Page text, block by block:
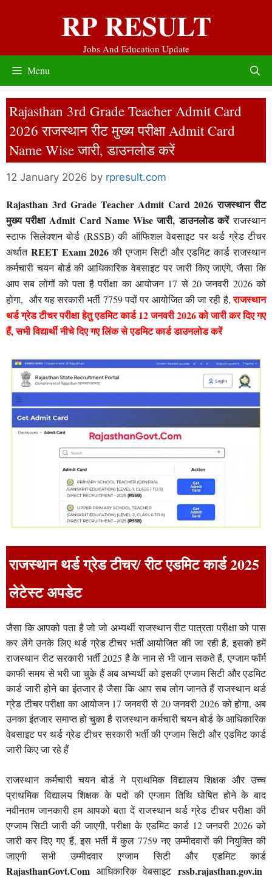
RP RESULT
Jobs And Education Update
Menu
Rajasthan 3rd Grade Teacher Admit Card
2026 राजस्थान रीट मुख्य परीक्षा Admit Card
Name Wise जारी, डाउनलोड करें
12 January 2026 by rpresult.com
Rajasthan 3rd Grade Teacher Admit Card 2026 राजस्थान रीट
मुख्य परीक्षा Admit Card Name Wise जारी, डाउनलोड करेंराजस्थान
स्टाफ सिलेक्शन बोर्ड (RSSB) की ऑफिशल वेबसाइट पर थर्ड ग्रेड टीचर
अर्थात REET Exam 2026 की एग्जाम सिटी और एडमिट कार्ड राजस्थान
कर्मचारी चयन बोर्ड की आधिकारिक वेबसाइट पर जारी किए जाएंगे, जैसा कि
आप सब लोगों को पता है परीक्षा का आयोजन 17 से 20 जनवरी 2026 को
होगा, और यह सरकारी भर्ती 7759 पदों पर आयोजित की जा रही है,राजस्थान
थर्ड ग्रेड टीचर परीक्षा हेतु एडमिट कार्ड 12 जनवरी 2026 को जारी कर दिए गए
हैं, सभी विद्यार्थी नीचे दिए गए लिंक से एडमिट कार्ड डाउनलोड करें
राजस्थान थर्ड ग्रेड टीचर/ रीट एडमिट कार्ड 2025
लेटेस्ट अपडेट
जैसा कि आपको पता है जो जो अभ्यर्थी राजस्थान रीट पात्रता परीक्षा को पास
कर लेंगे उनके लिए थर्ड ग्रेड टीचर भर्ती आयोजित की जा रही है, इसको हमें
राजस्थान रीट सरकारी भर्ती 2025 है के नाम से भी जान सकते हैं, एग्जाम फॉर्म
काफी समय से भरी जा चुके हैं अब अभ्यर्थी को इसकी एग्जाम सिटी और एडमिट
कार्ड जारी होने का इंतजार है जैसा कि आप सब लोग जानते हैं राजस्थान थर्ड
ग्रेड टीचर परीक्षा का आयोजन 17 जनवरी से 20 जनवरी 2026 को होगा, अब
उनका इंतजार समाप्त हो चुका है राजस्थान कर्मचारी चयन बोर्ड के आधिकारिक
वेबसाइट पर थर्ड ग्रेड टीचर सरकारी भर्ती की एग्जाम सिटी और एडमिट कार्ड
जारी किए जा रहे हैं
राजस्थान कर्मचारी चयन बोर्ड ने प्राथमिक विद्यालय शिक्षक और उच्च
प्राथमिक विद्यालय शिक्षक के पदों की एग्जाम तिथि घोषित होने के बाद
नवीनतम जानकारी हम आपको बता दें राजस्थान थर्ड ग्रेड टीचर परीक्षा की
एग्जाम सिटी जारी की जाएगी, परीक्षा के एडमिट कार्ड 12 जनवरी 2026 को
जारी कर दिए गए हैं, इस भर्ती में कुल 7759 नए उम्मीदवारों की नियुक्ति की
जाएगी सभी उम्मीदवार एग्जाम सिटी और एडमिट कार्ड
RajasthanGovt.Com आधिकारिक वेबसाइट rssb.rajasthan.gov.in